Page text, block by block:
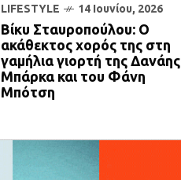
LIFESTYLE 14 Ιουνίου, 2026
Βίκυ Σταυροπούλου: Ο
ακάθεκτος χορός της στη
γαμήλια γιορτή της Δανάης
Μπάρκα και του Φάνη
Μπότση